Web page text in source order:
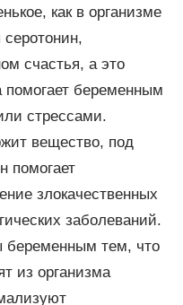
как в организме
счастья, а это
помогает беременным
стрессами.
вещество, под
помогает
злокачественных
заболеваний.
беременным тем, что
из организма